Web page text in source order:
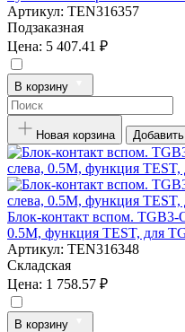
Артикул: TEN316357
Подзаказная
Цена: 5 407.41 ₽
В корзину
Новая корзина Добавить
Блок-контакт вспом.
0.5M, функция TEST, для
Артикул: TEN316348
Складская
Цена: 1 758.57 ₽
В корзину